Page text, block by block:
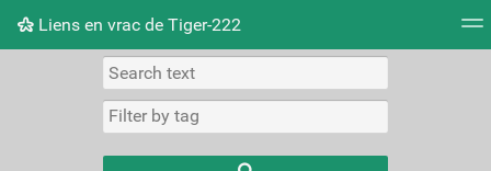
Liens en vrac de Tiger-222
Picture wall